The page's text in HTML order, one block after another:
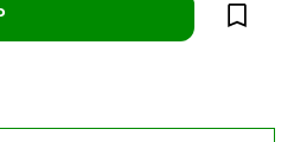
Lägg